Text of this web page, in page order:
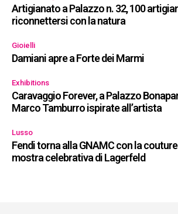
Artigianato a Palazzo n. 32, 100
riconnettersi con la natura
Gioielli
Damiani apre a Forte dei Marmi
Exhibitions
Caravaggio Forever, a Palazzo
Marco Tamburro ispirate all’artista
Lusso
Fendi torna alla GNAMC con la
mostra celebrativa di Lagerfeld